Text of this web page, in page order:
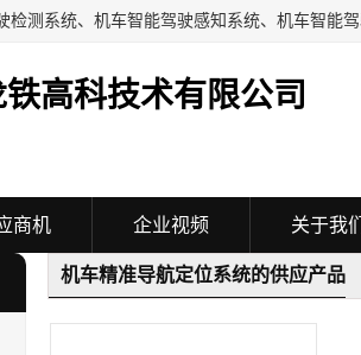
高科技术有限公司
商机 企业视频 关于我们
机车精准导航定位系统的供应产品